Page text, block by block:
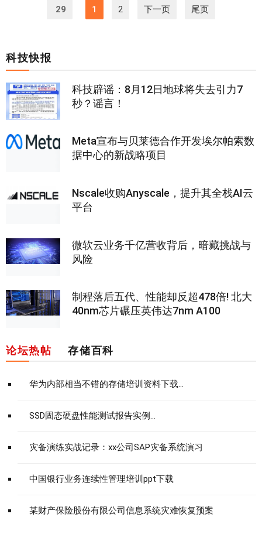
29 1 2 下一页 尾页
科技快报
科技辟谣：8月12日地球将失去引力7
秒？谣言！
Meta宣布与贝莱德合作开发埃尔帕索数
据中心的新战略项目
Nscale收购Anyscale，提升其全栈AI云
平台
微软云业务千亿营收背后，暗藏挑战与
风险
制程落后五代、性能却反超478倍! 北大
40nm芯片碾压英伟达7nm A100
论坛热帖 存储百科
华为内部相当不错的存储培训资料下载...
SSD固态硬盘性能测试报告实例...
灾备演练实战记录：xx公司SAP灾备系统演习
中国银行业务连续性管理培训ppt下载
某财产保险股份有限公司信息系统灾难恢复预案